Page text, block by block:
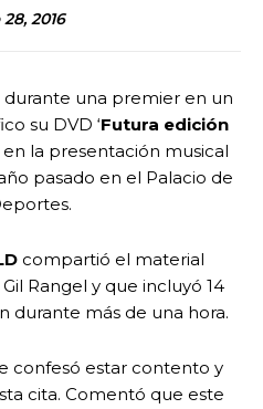
2016
una premier en un
su DVD ‘Futura edición
la presentación musical
pasado en el Palacio de
compartió el material
Rangel y que incluyó 14
durante más de una hora.
confesó estar contento y
cita. Comentó que este